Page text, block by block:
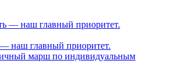
наш главный приоритет.